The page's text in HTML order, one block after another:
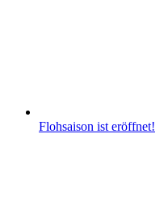
Flohsaison ist eröffnet!